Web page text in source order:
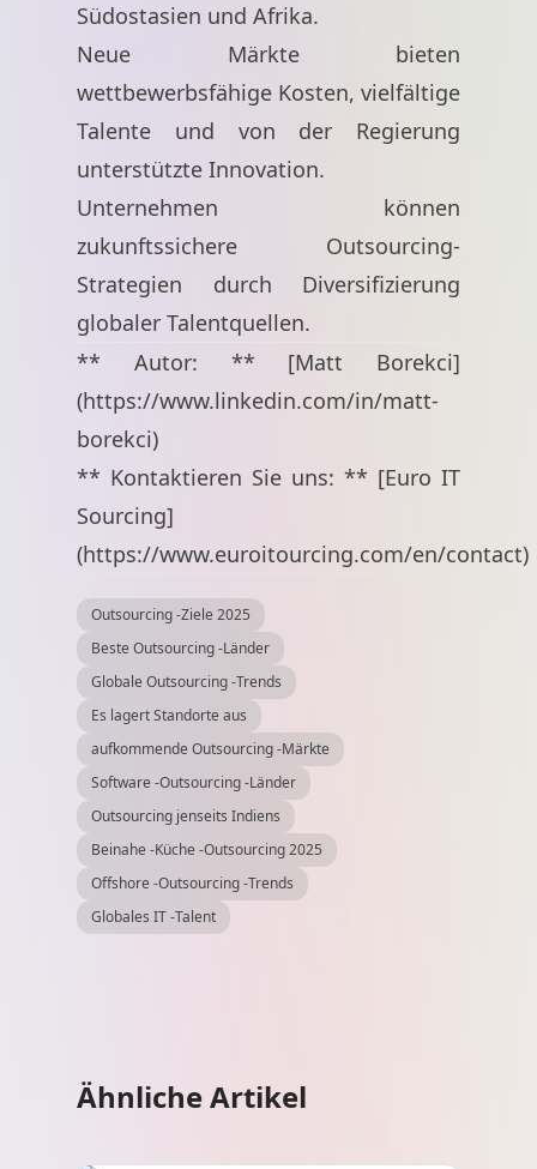
Südostasien und Afrika.
Neue Märkte bieten
wettbewerbsfähige Kosten, vielfältige
Talente und von der Regierung
unterstützte Innovation.
Unternehmen können
zukunftssichere Outsourcing-
Strategien durch Diversifizierung
globaler Talentquellen.
** Autor: ** [Matt Borekci]
(https://www.linkedin.com/in/matt-
borekci)
** Kontaktieren Sie uns: ** [Euro IT
Sourcing]
(https://www.euroitourcing.com/en/contact)
Outsourcing -Ziele 2025
Beste Outsourcing -Länder
Globale Outsourcing -Trends
Es lagert Standorte aus
aufkommende Outsourcing -Märkte
Software -Outsourcing -Länder
Outsourcing jenseits Indiens
Beinahe -Küche -Outsourcing 2025
Offshore -Outsourcing -Trends
Globales IT -Talent
Ähnliche Artikel